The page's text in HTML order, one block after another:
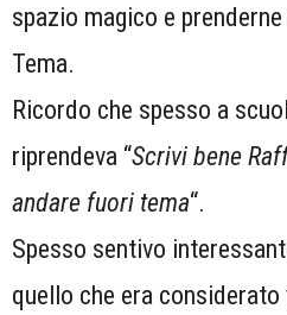
spazio magico e
Tema.
Ricordo che spesso a
riprendeva “Scrivi bene
andare fuori tema“.
Spesso sentivo
quello che era